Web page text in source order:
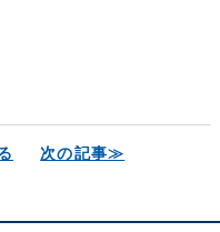
次の記事≫